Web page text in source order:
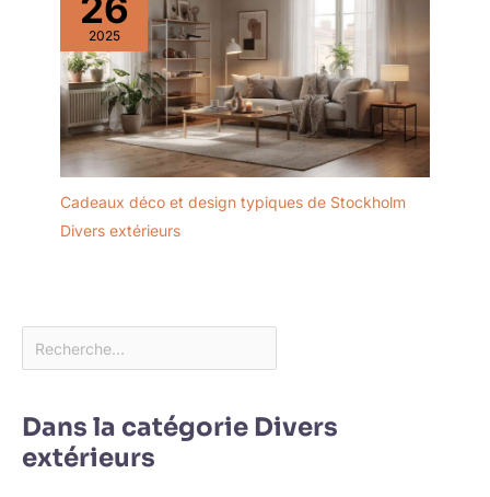
2025
Cadeaux déco et design typiques de Stockholm
Divers extérieurs
Dans la catégorie Divers
extérieurs